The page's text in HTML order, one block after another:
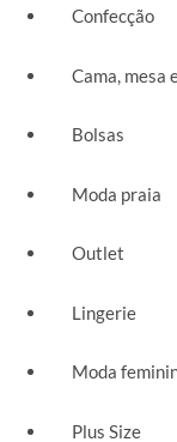
Confecção
Cama, mesa
Bolsas
Moda praia
Outlet
Lingerie
Moda
Plus Size